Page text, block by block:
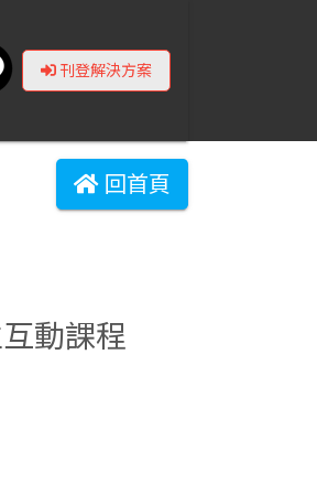
刊登解決方案
回首頁
動課程